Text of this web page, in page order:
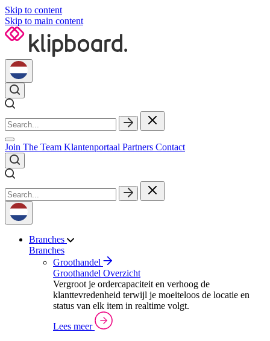
Skip to content
Skip to main content
Join The Team Klantenportaal Partners Contact
Branches
Branches
Groothandel
Groothandel Overzicht
Vergroot je ordercapaciteit en verhoog de
klanttevredenheid terwijl je moeiteloos de locatie en
status van elk item in realtime volgt.
Lees meer